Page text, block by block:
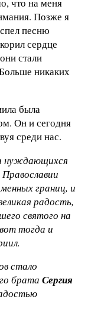
Позже я
песню
сердце
стали
никаких
была
Он и сегодня
среди нас.
нуждающихся
границ, и
радость,
святого на
тогда и
стало
брата Сергия